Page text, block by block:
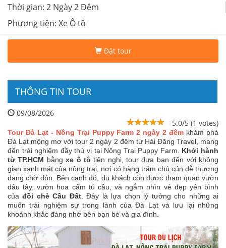
Thời gian: 2 Ngày 2 Đêm
Phương tiện: Xe Ô tô
Đặt tour
THÔNG TIN TOUR
09/08/2026
5.0/5 (1 votes)
Tour Đà Lạt - Nông Trại Puppy Farm 2 ngày 2 đêm khám phá
Đà Lạt mộng mơ với tour 2 ngày 2 đêm từ Hải Đăng Travel, mang
đến trải nghiệm đầy thú vị tại Nông Trại Puppy Farm. Khởi hành
từ TP.HCM bằngxe ô tô tiện nghi, tour đưa bạn đến với không
gian xanh mát của nông trại, nơi có hàng trăm chú cún dễ thương
đang chờ đón. Bên cạnh đó, du khách còn được tham quan vườn
dâu tây, vườn hoa cẩm tú cầu, và ngắm nhìn vẻ đẹp yên bình
của đồi chè Cầu Đất. Đây là lựa chọn lý tưởng cho những ai
muốn trải nghiệm sự trong lành của Đà Lạt và lưu lại những
khoảnh khắc đáng nhớ bên bạn bè và gia đình.